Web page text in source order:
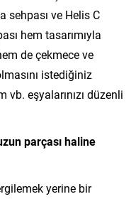
sehpası ve Helis C
hem tasarımıyla
de çekmece ve
istediğiniz
vb. eşyalarınızı düzenli
parçası haline
yerine bir